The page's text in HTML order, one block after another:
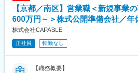
【京都／南区】営業職＜新規事業
600万円～＞株式公開準備会社／年
株式会社CAPABLE
正社員 転勤なし
【職務概要】